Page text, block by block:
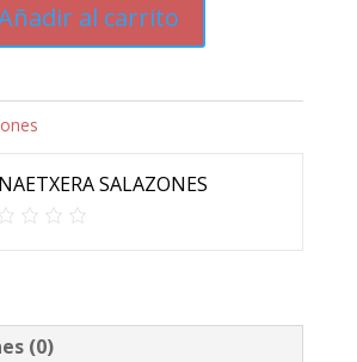
al carrito
SALAZONES
(0)